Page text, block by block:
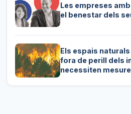
Les empreses
el benestar dels
Els espais
fora de perill dels
necessiten